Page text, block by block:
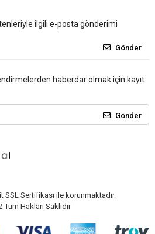
ilgili e-posta gönderimi
Gönder
haberdar olmak için kayıt
Gönder
SSL Sertifikası ile korunmaktadır.
Tüm Hakları Saklıdır